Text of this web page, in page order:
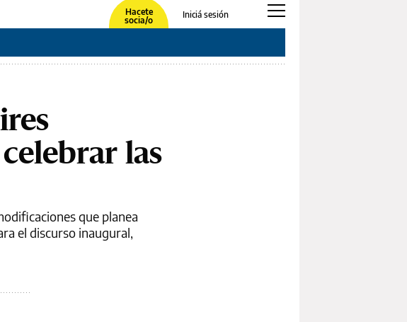
Hacete
socia/o
Iniciá sesión
las
que planea
el discurso inaugural,